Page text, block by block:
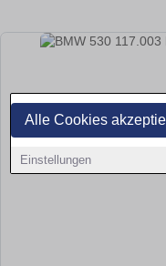
Alle Cookies
Einstellungen